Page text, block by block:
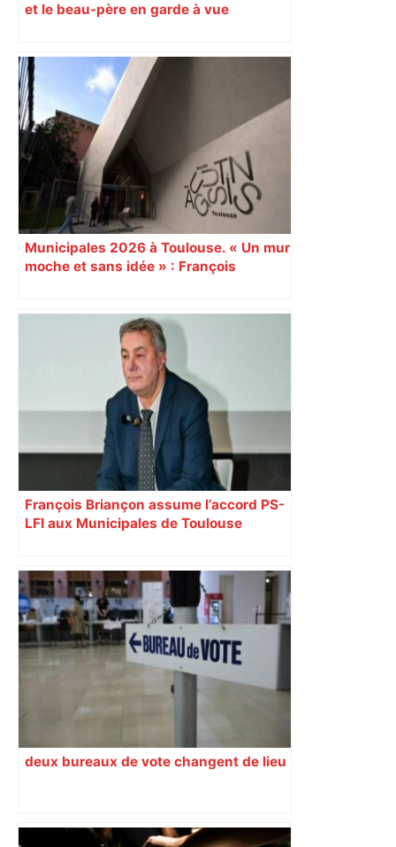
et le beau-père en garde à vue
Municipales 2026 à Toulouse. « Un mur
moche et sans idée » : François
François Briançon assume l’accord PS-
LFI aux Municipales de Toulouse
deux bureaux de vote changent de lieu